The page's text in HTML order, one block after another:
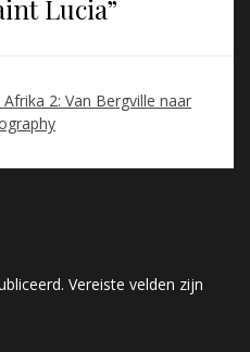
Lucia”
2: Van Bergville naar
Vereiste velden zijn